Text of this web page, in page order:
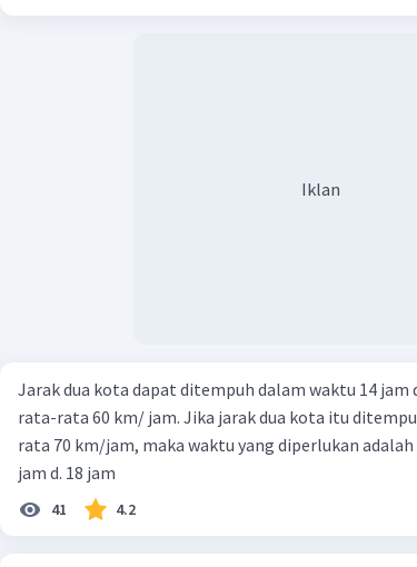
Iklan
Jarak dua kota dapat ditempuh dalam waktu 14
rata-rata 60 km/ jam. Jika jarak dua kota itu
rata 70 km/jam, maka waktu yang diperlukan adalah .... a. 9 jam b. 12 jam c.
jam d. 18 jam
41 4.2